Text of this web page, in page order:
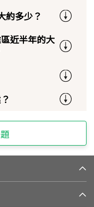
約多少？
近半年的大